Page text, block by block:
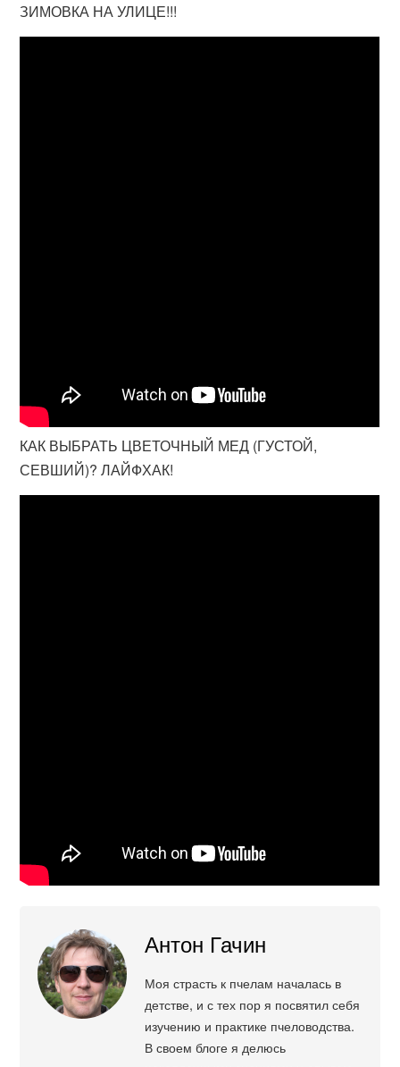
ЗИМОВКА НА УЛИЦЕ!!!
КАК ВЫБРАТЬ ЦВЕТОЧНЫЙ МЕД (ГУСТОЙ,
СЕВШИЙ)? ЛАЙФХАК!
Антон Гачин
Моя страсть к пчелам началась в
детстве, и с тех пор я посвятил себя
изучению и практике пчеловодства.
В своем блоге я делюсь